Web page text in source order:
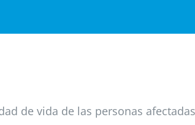
de vida de las personas